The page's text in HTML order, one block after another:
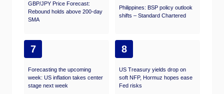
GBP/JPY Price Forecast:
Rebound holds above 200-day
SMA
Philippines: BSP policy outlook
shifts – Standard Chartered
7
Forecasting the upcoming
week: US inflation takes center
stage next week
8
US Treasury yields drop on
soft NFP, Hormuz hopes ease
Fed risks